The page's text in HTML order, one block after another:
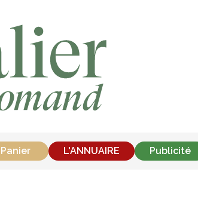
Panier L'ANNUAIRE Publicité